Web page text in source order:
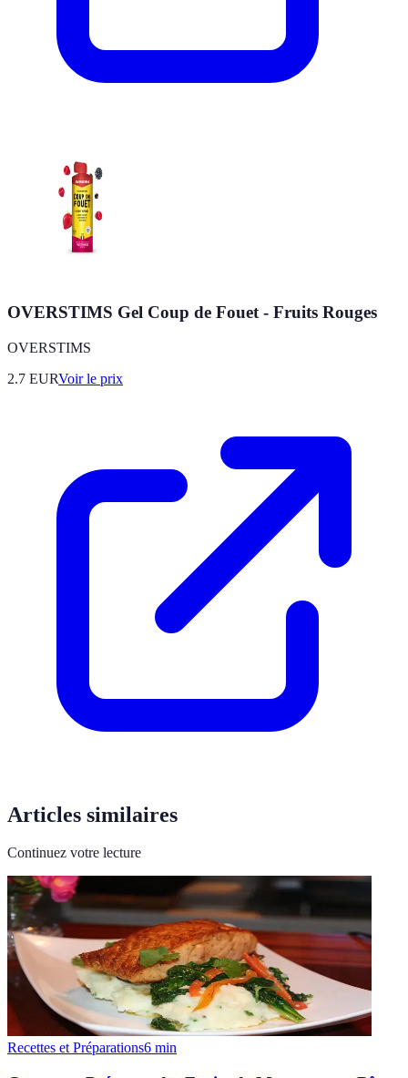
OVERSTIMS Gel Coup de Fouet - Fruits Rouges
OVERSTIMS
2.7 EURVoir le prix
Articles similaires
Continuez votre lecture
Recettes et Préparations6 min